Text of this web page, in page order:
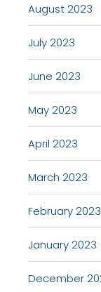
August 2023
July 2023
June 2023
May 2023
April 2023
March 2023
February 2023
January 2023
December